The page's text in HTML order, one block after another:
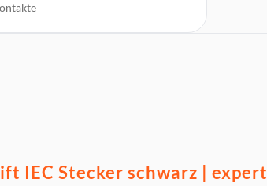
IEC Stecker schwarz | expert